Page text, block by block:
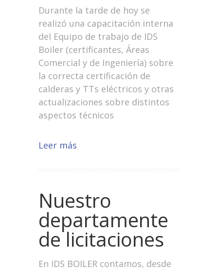
Durante la tarde de hoy se
realizó una capacitación interna
del Equipo de trabajo de IDS
Boiler (certificantes, Áreas
Comercial y de Ingeniería) sobre
la correcta certificación de
calderas y TTs eléctricos y otras
actualizaciones sobre distintos
aspectos técnicos
Leer más
Nuestro
departamente
de licitaciones
En IDS BOILER contamos, desde